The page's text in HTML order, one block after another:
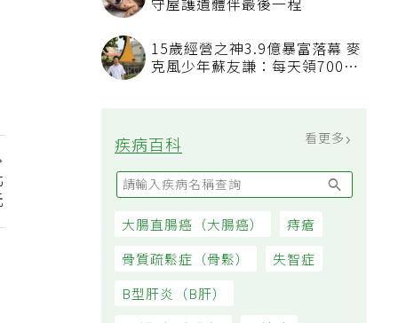
最新文章
睡眠不足「血管如擰抹布被擠
吃飯時喝水稀釋胃酸不消化？營
養師揭「反而有好處」某些族群
才要禁
發表上千篇文章打臉健康偽科學
林慶順教授驚傳意外過世
45歲男存2千萬提早退休 接信用
也碰壁